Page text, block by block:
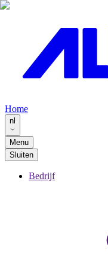
Home
nl
Menu
Sluiten
Bedrijf